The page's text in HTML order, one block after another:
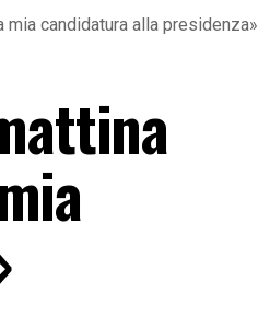
candidatura alla presidenza»